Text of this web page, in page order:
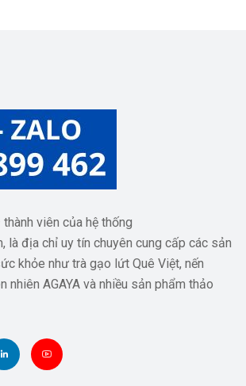
viên của hệ thống
là địa chỉ uy tín chuyên cung cấp các sản
khỏe như trà gạo lứt Quê Việt, nến
nhiên AGAYA và nhiều sản phẩm thảo